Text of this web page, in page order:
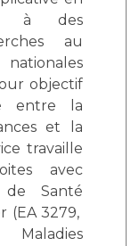
à des
au
objectif
entre la
et la
travaille
avec
de Santé
(EA 3279,